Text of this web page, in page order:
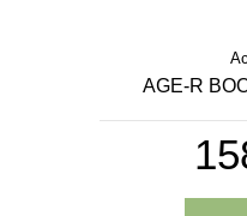
AGE-R